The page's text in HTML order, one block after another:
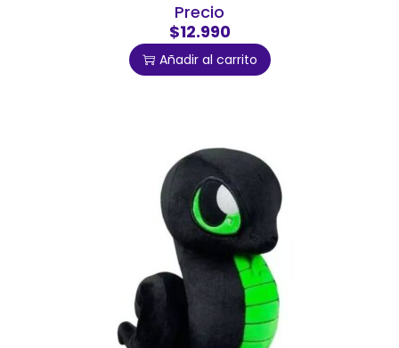
Precio
$12.990
Añadir al carrito